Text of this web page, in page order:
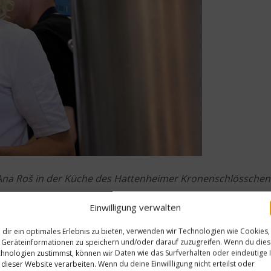
Einwilligung verwalten
dir ein optimales Erlebnis zu bieten, verwenden wir Technologien wie Cookies,
Geräteinformationen zu speichern und/oder darauf zuzugreifen. Wenn du
zustimmst, können wir Daten wie das Surfverhalten oder eindeutige
dieser Website verarbeiten. Wenn du deine Einwillligung nicht erteilst oder
Roš in der Küche des Hattenheimer
Heimat Slowenien, es ist ja bekanntlich sehr grün dort…
einer der Gründe für das üppige grün in der Natur. Wir
den Boden zu werfen. Das ganze Land beteiligt sich